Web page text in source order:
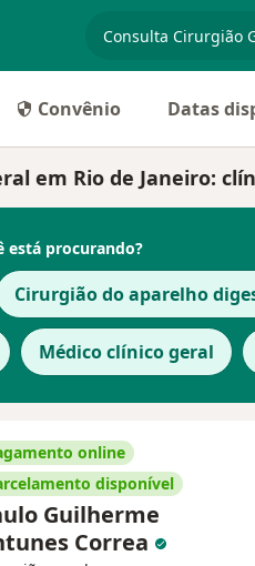
Convênio Datas
em Rio de Janeiro:
está procurando?
Cirurgião do aparelho
Médico clínico geral
online
disponível
Guilherme
Correa